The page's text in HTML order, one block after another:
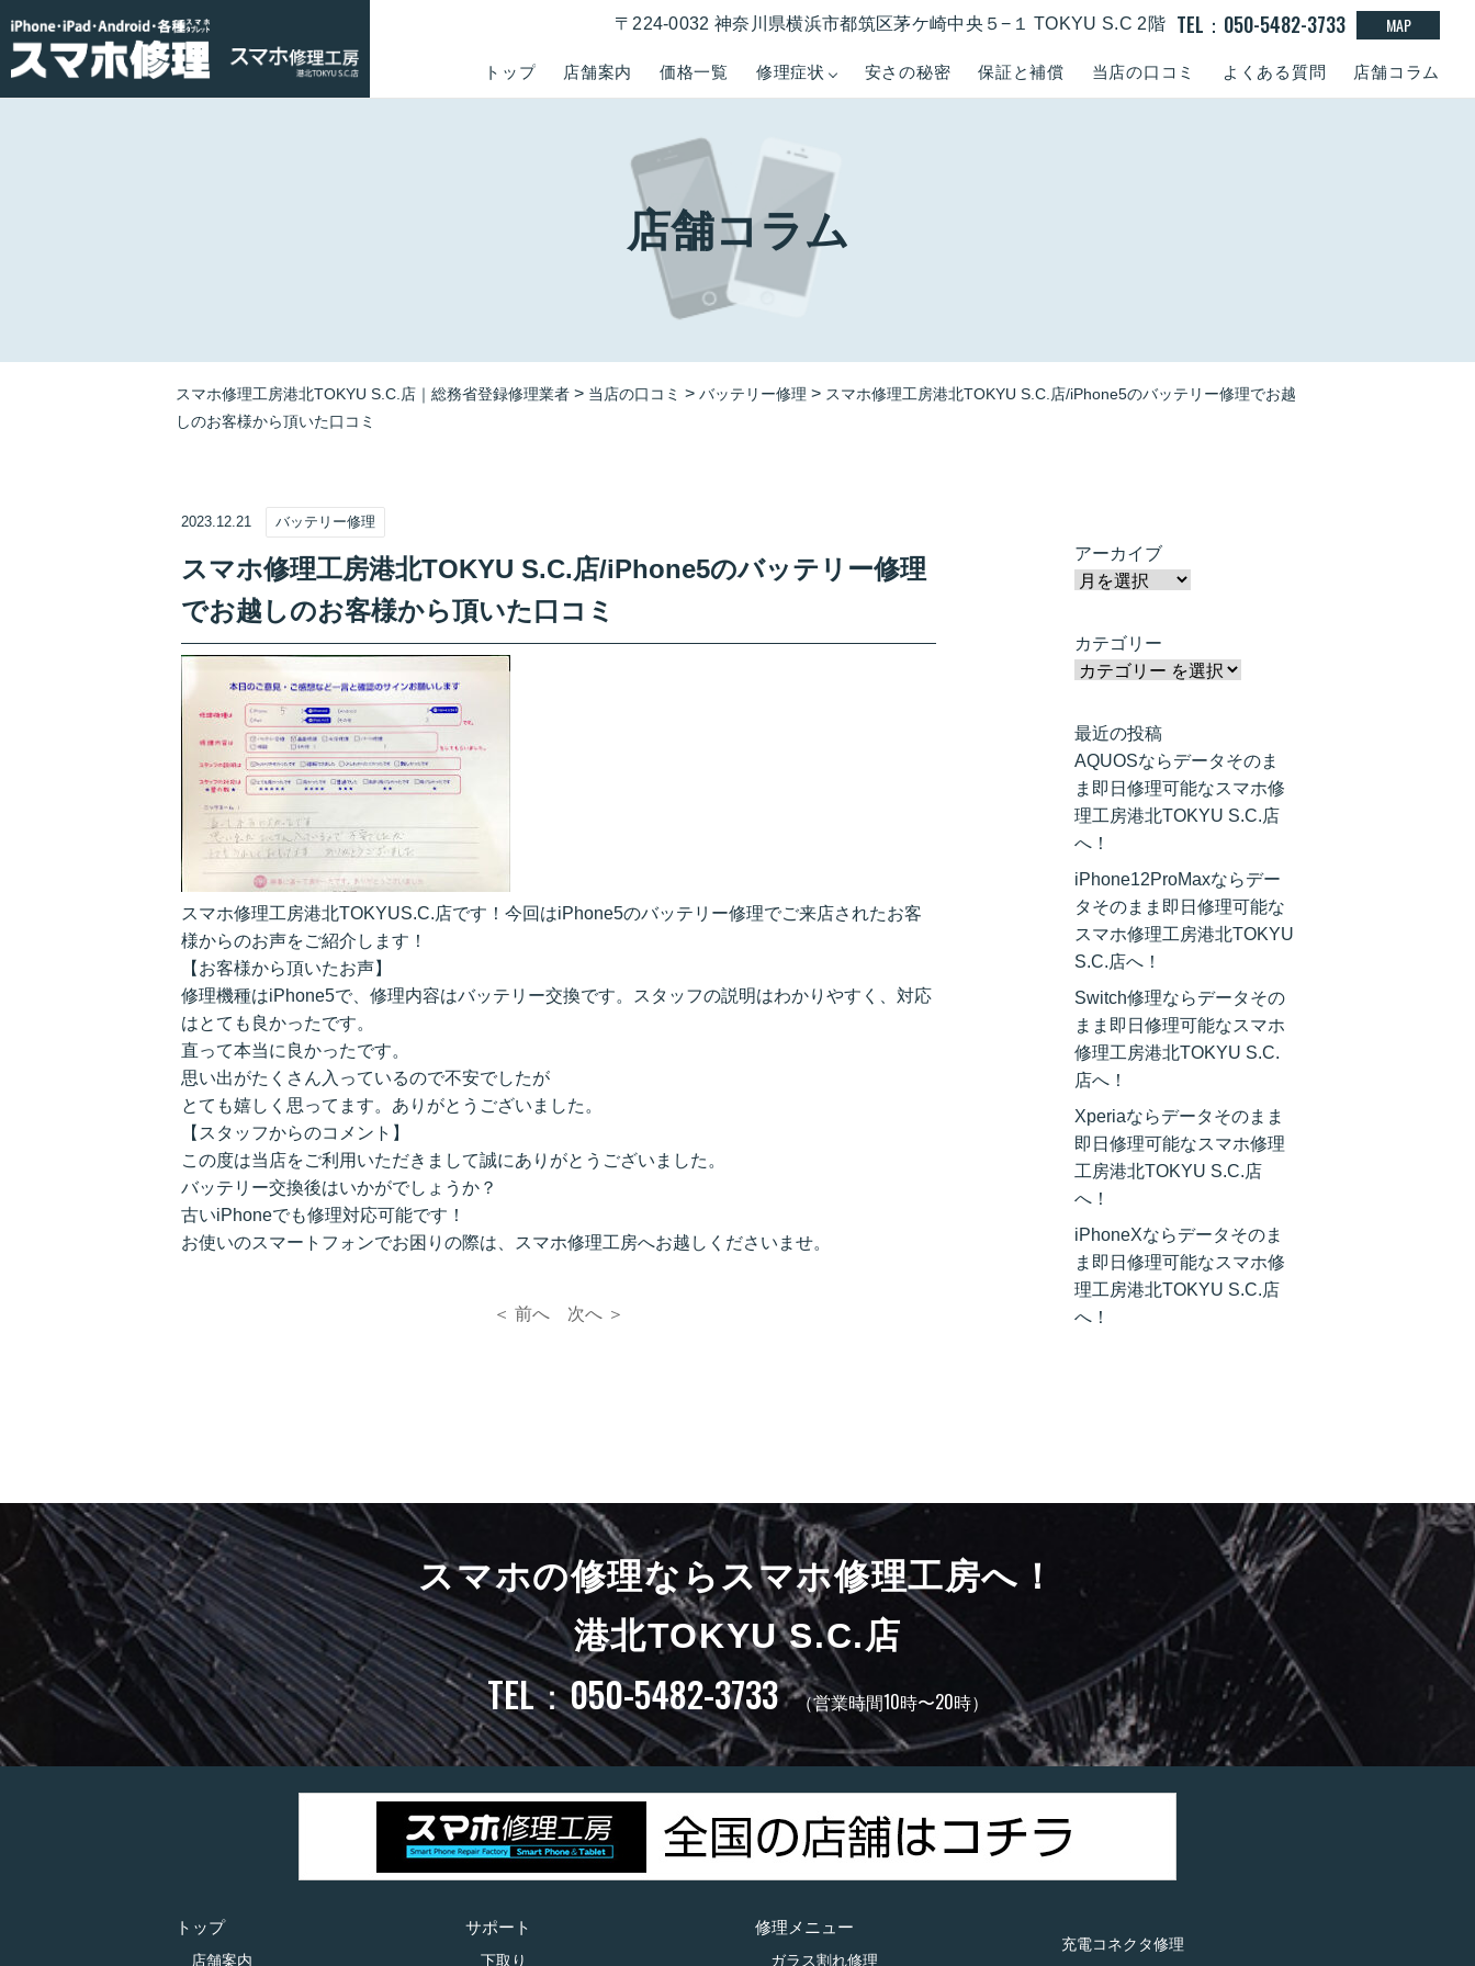
トップ 店舗案内 価格一覧 修理症状 安さの秘密 保証と補償 当店の口コミ よくある質問 店舗コラム
〒224-0032 神奈川県横浜市都筑区茅ケ崎中央５−１ TOKYU S.C 2階 TEL：050-5482-3733 MAP
店舗コラム
スマホ修理工房港北TOKYU S.C.店｜総務省登録修理業者 > 当店の口コミ > バッテリー修理 > スマホ修理工房港北TOKYU S.C.店/iPhone5のバッテリー修理でお越
しのお客様から頂いた口コミ
2023.12.21 バッテリー修理
スマホ修理工房港北TOKYU S.C.店/iPhone5のバッテリー修理
でお越しのお客様から頂いた口コミ
スマホ修理工房港北TOKYUS.C.店です！今回はiPhone5のバッテリー修理でご来店されたお客
様からのお声をご紹介します！
【お客様から頂いたお声】
修理機種はiPhone5で、修理内容はバッテリー交換です。スタッフの説明はわかりやすく、対応
はとても良かったです。
直って本当に良かったです。
思い出がたくさん入っているので不安でしたが
とても嬉しく思ってます。ありがとうございました。
【スタッフからのコメント】
この度は当店をご利用いただきまして誠にありがとうございました。
バッテリー交換後はいかがでしょうか？
古いiPhoneでも修理対応可能です！
お使いのスマートフォンでお困りの際は、スマホ修理工房へお越しくださいませ。
＜ 前へ 次へ ＞
アーカイブ
カテゴリー
最近の投稿
AQUOSならデータそのま
ま即日修理可能なスマホ修
理工房港北TOKYU S.C.店
へ！
iPhone12ProMaxならデー
タそのまま即日修理可能な
スマホ修理工房港北TOKYU
S.C.店へ！
Switch修理ならデータその
まま即日修理可能なスマホ
修理工房港北TOKYU S.C.
店へ！
Xperiaならデータそのまま
即日修理可能なスマホ修理
工房港北TOKYU S.C.店
へ！
iPhoneXならデータそのま
ま即日修理可能なスマホ修
理工房港北TOKYU S.C.店
へ！
スマホの修理ならスマホ修理工房へ！
港北TOKYU S.C.店
TEL：050-5482-3733 （営業時間10時〜20時）
トップ
店舗案内
サポート
下取り
修理メニュー
ガラス割れ修理
充電コネクタ修理